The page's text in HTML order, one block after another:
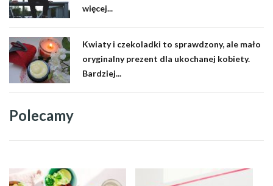
więcej...
Kwiaty i czekoladki to sprawdzony, ale mało
oryginalny prezent dla ukochanej kobiety.
Bardziej...
Polecamy